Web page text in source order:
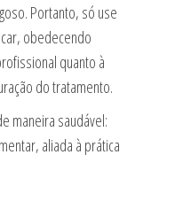
Portanto, só use
obedecendo
quanto à
do tratamento.
maneira saudável:
aliada à prática